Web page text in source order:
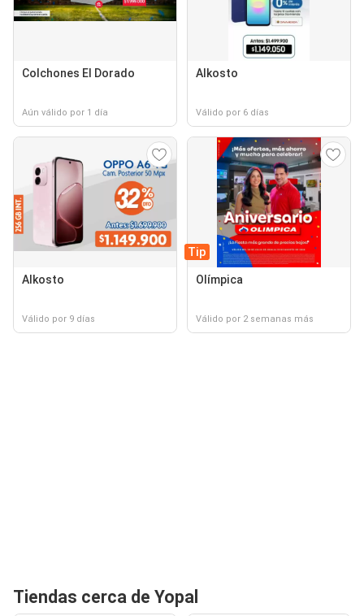
Colchones El Dorado
Aún válido por 1 día
Alkosto
Válido por 6 días
Alkosto
Válido por 9 días
Tip
Olímpica
Válido por 2 semanas más
Tiendas cerca de Yopal